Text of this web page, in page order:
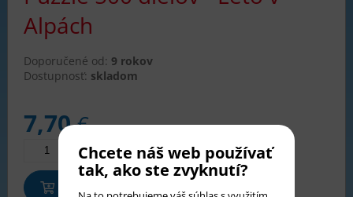
Alpách
Doporučené od: 9 rokov
Dostupnosť: skladom
7,70€
Pridať do košíka
Chcete náš web používať
tak, ako ste zvyknutí?